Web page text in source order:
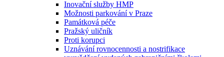
Inovační služby HMP
Možnosti parkování v Praze
Památková péče
Pražský uličník
Proti korupci
Uznávání rovnocennosti a nostrifikace